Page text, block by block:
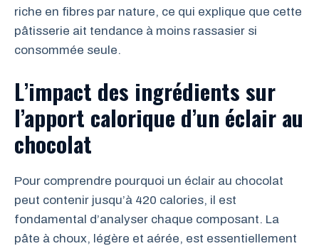
riche en fibres par nature, ce qui explique que cette
pâtisserie ait tendance à moins rassasier si
consommée seule.
L’impact des ingrédients sur
l’apport calorique d’un éclair au
chocolat
Pour comprendre pourquoi un éclair au chocolat
peut contenir jusqu’à 420 calories, il est
fondamental d’analyser chaque composant. La
pâte à choux, légère et aérée, est essentiellement